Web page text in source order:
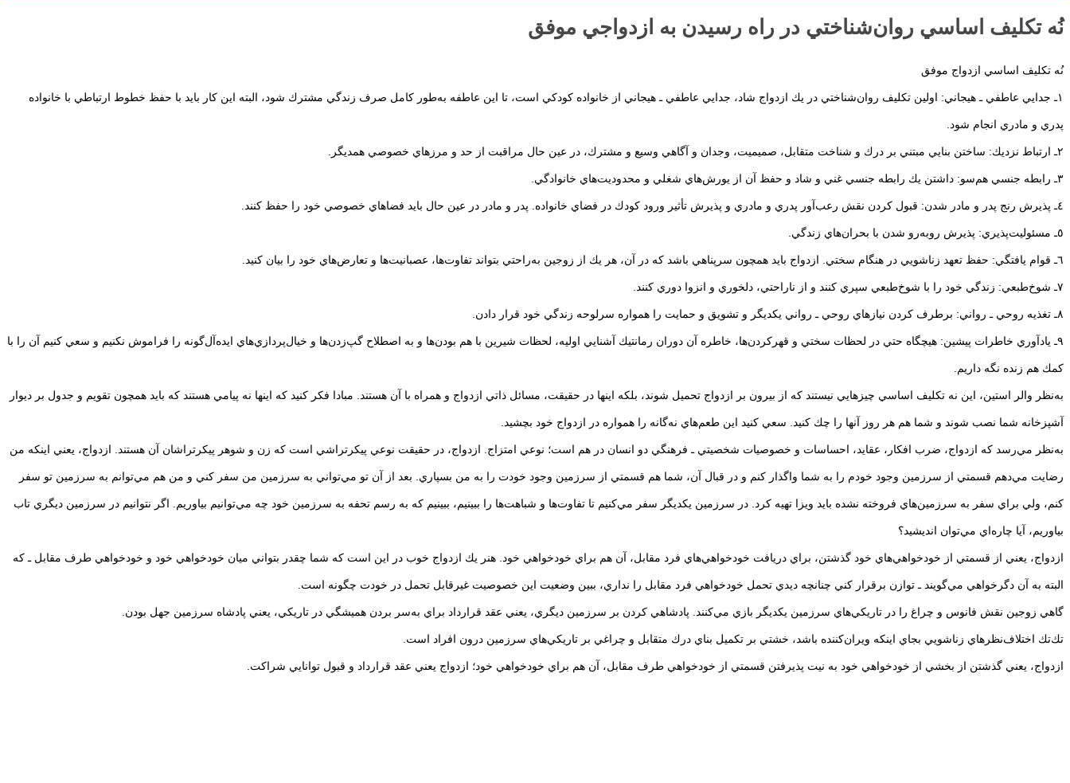
نُه تكليف اساسي روان‌شناختي در راه رسيدن به ازدواجي موفق
نُه تكليف اساسي ازدواج موفق
١ـ جدايي عاطفي ـ هيجاني: اولين تكليف روان‌شناختي در يك ازدواج شاد، جدايي عاطفي ـ هيجاني از خانواده كودكي است، تا اين عاطفه به‌طور كامل صرف زندگي مشترك شود، البته اين كار بايد با حفظ خطوط ارتباطي با خانواده
پدري و مادري انجام شود.
٢ـ ارتباط نزديك: ساختن بنايي مبتني بر درك و شناخت متقابل، صميميت، وجدان و آگاهي وسيع و مشترك، در عين حال مراقبت از حد و مرزهاي خصوصي همديگر.
٣ـ رابطه جنسي هم‌سو: داشتن يك رابطه جنسي غني و شاد و حفظ آن از يورش‌هاي شغلي و محدوديت‌هاي خانوادگي.
٤ـ پذيرش رنج پدر و مادر شدن: قبول كردن نقش رعب‌آور پدري و مادري و پذيرش تأثير ورود كودك در فضاي خانواده. پدر و مادر در عين حال بايد فضاهاي خصوصي خود را حفظ كنند.
٥ـ مسئوليت‌پذيري: پذيرش رو‌به‌رو شدن با بحران‌هاي زندگي.
٦ـ قوام يافتگي: حفظ تعهد زناشويي در هنگام سختي. ازدواج بايد همچون سرپناهي باشد كه در آن، هر يك از زوجين به‌راحتي بتواند تفاوت‌ها، عصبانيت‌ها و تعارض‌هاي خود را بيان كنيد.
٧ـ شوخ‌طبعي: زندگي خود را با شوخ‌طبعي سپري كنند و از ناراحتي، دلخوري و انزوا دوري كنند.
٨ـ تغذيه روحي ـ رواني: برطرف كردن نيازهاي روحي ـ رواني يكديگر و تشويق و حمايت را همواره سرلوحه زندگي خود قرار دادن.
٩ـ يادآوري خاطرات پيشين: هيچگاه حتي در لحظات سختي و قهركردن‌ها، خاطره آن دوران رمانتيك آشنايي اوليه، لحظات شيرين با هم بودن‌ها و به اصطلاح گپ‌زدن‌ها و خيال‌پردازي‌هاي ايده‌آل‌گونه را فراموش نكنيم و سعي كنيم آن را با
كمك هم زنده نگه داريم.
به‌نظر والر استين، اين نه تكليف اساسي چيزهايي نيستند كه از بيرون بر ازدواج تحميل شوند، بلكه اينها در حقيقت، مسائل ذاتي ازدواج و همراه با آن هستند. مبادا فكر كنيد كه اينها نه پيامي هستند كه بايد همچون تقويم و جدول بر ديوار
آشپزخانه شما نصب شوند و شما هم هر روز آنها را چك كنيد. سعي كنيد اين طعم‌هاي نه‌گانه را همواره در ازدواج خود بچشيد.
به‌نظر مي‌رسد كه ازدواج، ضرب افكار، عقايد، احساسات و خصوصيات شخصيتي ـ فرهنگي دو انسان در هم است؛ نوعي امتزاج. ازدواج، در حقيقت نوعي پيكرتراشي است كه زن و شوهر پيكرتراشان آن هستند. ازدواج، يعني اينكه من
رضايت مي‌دهم قسمتي از سرزمين وجود خودم را به شما واگذار كنم و در قبال آن، شما هم قسمتي از سرزمين وجود خودت را به من بسپاري. بعد از آن تو مي‌تواني به سرزمين من سفر كني و من هم مي‌توانم به سرزمين تو سفر
كنم، ولي براي سفر به سرزمين‌هاي فروخته نشده بايد ويزا تهيه كرد. در سرزمين يكديگر سفر مي‌كنيم تا تفاوت‌ها و شباهت‌ها را ببينيم، ببينيم كه به رسم تحفه به سرزمين خود چه مي‌توانيم بياوريم. اگر نتوانيم در سرزمين ديگري تاب
بياوريم، آيا چاره‌اي مي‌توان انديشيد؟
ازدواج، يعني از قسمتي از خودخواهي‌هاي خود گذشتن، براي دريافت خودخواهي‌هاي فرد مقابل، آن هم براي خودخواهي خود. هنر يك ازدواج خوب در اين است كه شما چقدر بتواني ميان خودخواهي خود و خودخواهي طرف مقابل ـ كه
البته به آن دگرخواهي مي‌گويند ـ توازن برقرار كني چنانچه ديدي تحمل خودخواهي فرد مقابل را نداري، ببين وضعيت اين خصوصيت غيرقابل تحمل در خودت چگونه است.
گاهي زوجين نقش فانوس و چراغ را در تاريكي‌هاي سرزمين يكديگر بازي مي‌كنند. پادشاهي كردن بر سرزمين ديگري، يعني عقد قرارداد براي به‌سر بردن هميشگي در تاريكي، يعني پادشاه سرزمين جهل بودن.
تك‌تك اختلاف‌نظرهاي زناشويي بجاي اينكه ويران‌كننده باشد، خشتي بر تكميل بناي درك متقابل و چراغي بر تاريكي‌هاي سرزمين درون افراد است.
ازدواج، يعني گذشتن از بخشي از خودخواهي خود به نيت پذيرفتن قسمتي از خودخواهي طرف مقابل، آن هم براي خودخواهي خود؛ ازدواج يعني عقد قرارداد و قبول توانايي شراكت.